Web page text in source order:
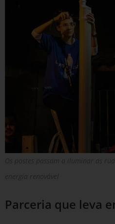
Parceria que leva